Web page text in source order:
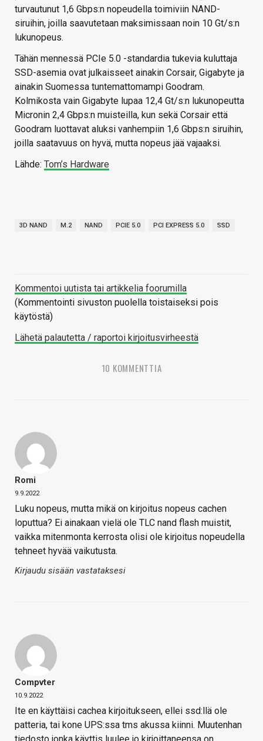
turvautunut 1,6 Gbps:n nopeudella toimiviin NAND-
siruihin, joilla saavutetaan maksimissaan noin 10 Gt/s:n
lukunopeus.
Tähän mennessä PCIe 5.0 -standardia tukevia kuluttaja
SSD-asemia ovat julkaisseet ainakin Corsair, Gigabyte ja
ainakin Suomessa tuntemattomampi Goodram.
Kolmikosta vain Gigabyte lupaa 12,4 Gt/s:n lukunopeutta
Micronin 2,4 Gbps:n muisteilla, kun sekä Corsair että
Goodram luottavat aluksi vanhempiin 1,6 Gbps:n siruihin,
joilla saatavuus on hyvä, mutta nopeus jää vajaaksi.
Lähde: Tom’s Hardware
3D NAND M.2 NAND PCIE 5.0 PCI EXPRESS 5.0 SSD
Kommentoi uutista tai artikkelia foorumilla
(Kommentointi sivuston puolella toistaiseksi pois
käytöstä)
Lähetä palautetta / raportoi kirjoitusvirheestä
10 KOMMENTTIA
Romi
9.9.2022
Luku nopeus, mutta mikä on kirjoitus nopeus cachen
loputtua? Ei ainakaan vielä ole TLC nand flash muistit,
vaikka mitenmonta kerrosta olisi ole kirjoitus nopeudella
tehneet hyvää vaikutusta.
Kirjaudu sisään vastataksesi
Compvter
10.9.2022
Ite en käyttäisi cachea kirjoitukseen, ellei ssd:llä ole
patteria, tai kone UPS:ssa tms akussa kiinni. Muutenhan